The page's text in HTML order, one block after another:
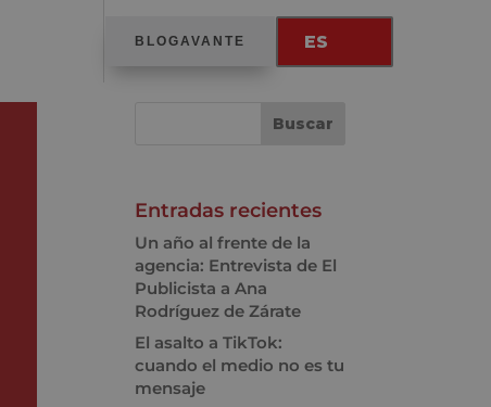
BLOGAVANTE ES
Entradas recientes
Un año al frente de la
agencia: Entrevista de El
Publicista a Ana
Rodríguez de Zárate
El asalto a TikTok:
cuando el medio no es tu
mensaje